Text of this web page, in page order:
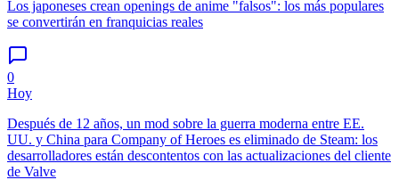
Los japoneses crean openings de anime "falsos": los más populares
se convertirán en franquicias reales
0
Hoy
Después de 12 años, un mod sobre la guerra moderna entre EE.
UU. y China para Company of Heroes es eliminado de Steam: los
desarrolladores están descontentos con las actualizaciones del cliente
de Valve